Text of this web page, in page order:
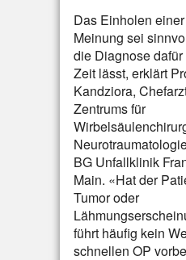
Das Einholen
Meinung sei
die Diagnose
Zeit lässt, erklärt
Kandziora,
Zentrums für
BG Unfallklinik
Main. «Hat der
Tumor oder
führt häufig kein
schnellen OP